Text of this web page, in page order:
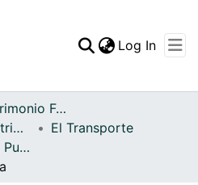
Statistics
Log In
Archivo del Patrimonio Fotográfico y Fílmico del Valle del Cauca
Fondo Archivo del Patrimonio Fotográfico y Fílmico del Valle del Cauca
El Transporte
APFFVC - Carreteras, Puentes - Patrimonial